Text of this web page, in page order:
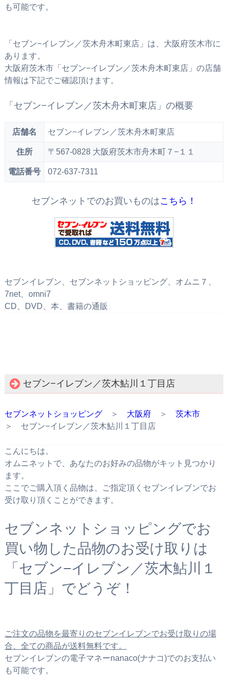
も可能です。
「セブン−イレブン／茨木舟木町東店」は、大阪府茨木市に
あります。
大阪府茨木市「セブン−イレブン／茨木舟木町東店」の店舗
情報は下記でご確認頂けます。
「セブン−イレブン／茨木舟木町東店」の概要
店舗名 セブン−イレブン／茨木舟木町東店
住所 〒567-0828 大阪府茨木市舟木町７−１１
電話番号 072-637-7311
セブンネットでのお買いものはこちら！
セブンイレブン、セブンネットショッピング、オムニ７、
7net、omni7
CD、DVD、本、書籍の通販
セブン−イレブン／茨木鮎川１丁目店
セブンネットショッピング＞ 大阪府＞ 茨木市
＞ セブン−イレブン／茨木鮎川１丁目店
こんにちは。
オムニネットで、あなたのお好みの品物がキット見つかり
ます。
ここでご購入頂く品物は、ご指定頂くセブンイレブンでお
受け取り頂くことができます。
セブンネットショッピングでお
買い物した品物のお受け取りは
「セブン−イレブン／茨木鮎川１
丁目店」でどうぞ！
ご注文の品物を最寄りのセブンイレブンでお受け取りの場
合、全ての商品が送料無料です。
セブンイレブンの電子マネーnanaco(ナナコ)でのお支払い
も可能です。